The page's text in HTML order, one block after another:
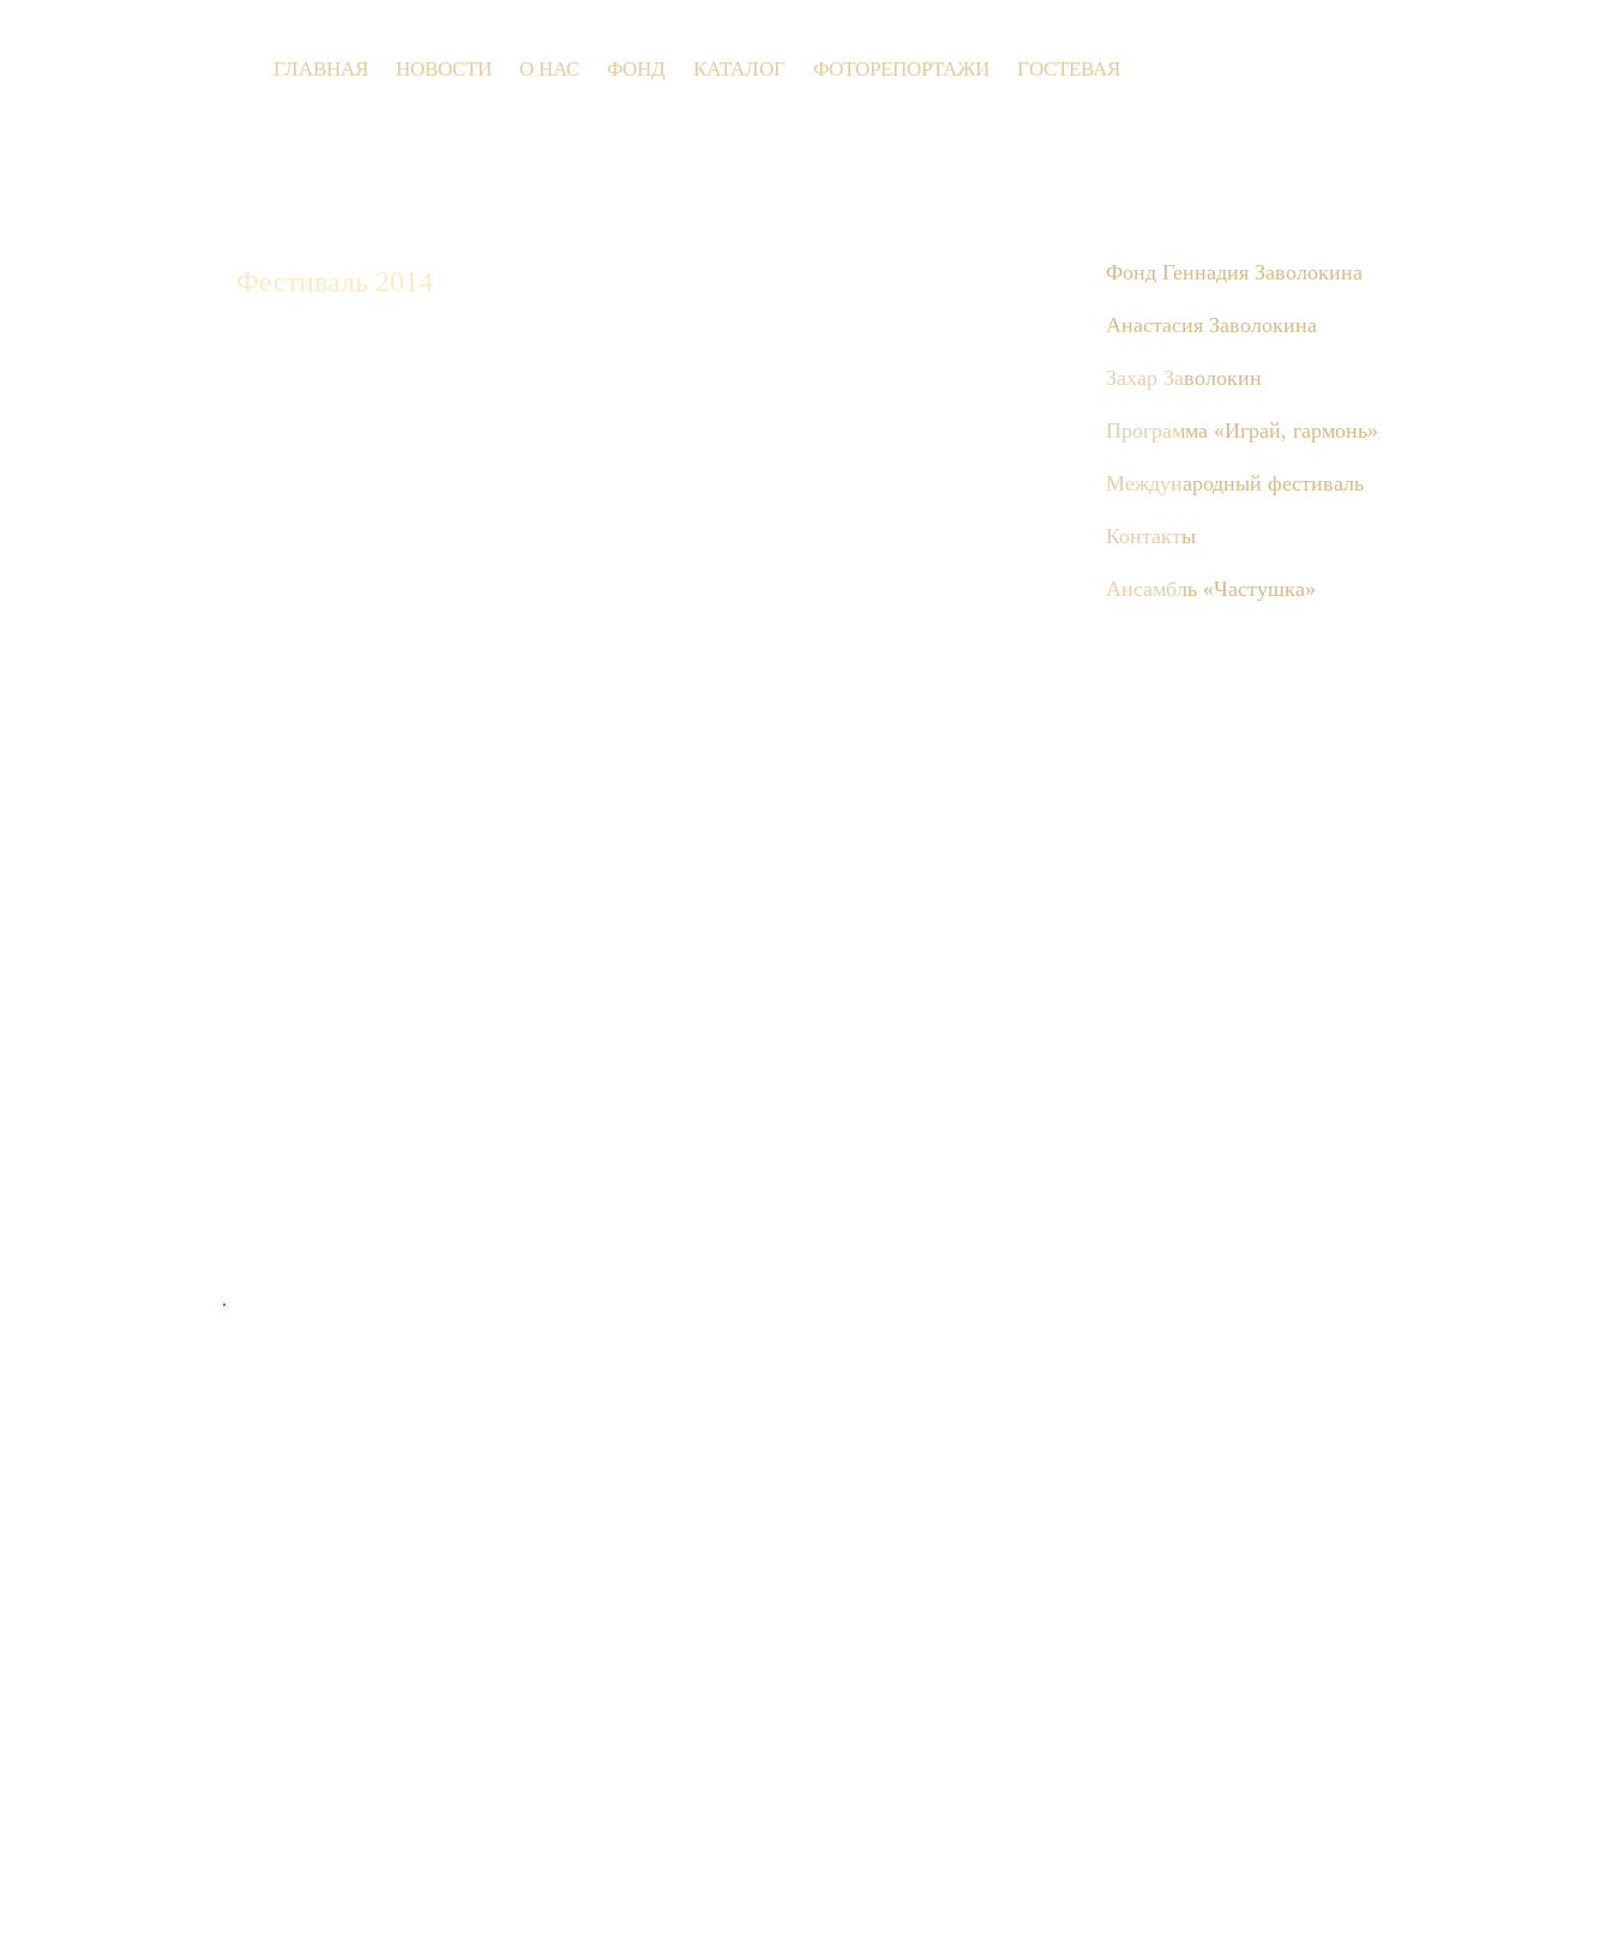
ГЛАВНАЯ НОВОСТИ О НАС ФОНД КАТАЛОГ ФОТОРЕПОРТАЖИ ГОСТЕВАЯ
Фестиваль 2014 Фонд Геннадия Заволокина
Анастасия Заволокина
Захар Заволокин
Программа «Играй, гармонь»
Международный фестиваль
Контакты
Ансамбль «Частушка»